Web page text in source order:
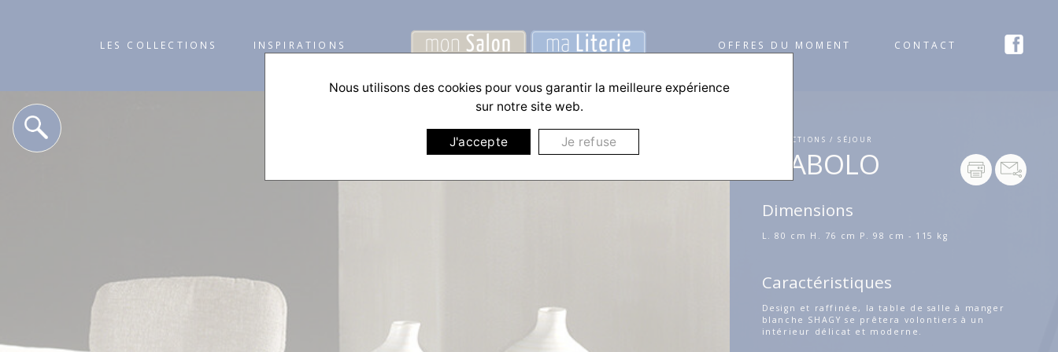
LES COLLECTIONS INSPIRATIONS OFFRES DU MOMENT CONTACT
COLLECTIONS / SÉJOUR
DIABOLO
Dimensions
L. 80 cm H. 76 cm P. 98 cm - 115 kg
Caractéristiques
Design et raffinée, la table de salle à manger
blanche SHAGY se prêtera volontiers à un
intérieur délicat et moderne.
Nous utilisons des cookies pour vous garantir la meilleure expérience
sur notre site web.
J'accepte Je refuse